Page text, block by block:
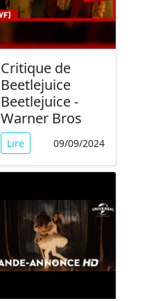
Critique de
Beetlejuice
Beetlejuice -
Warner Bros
Lire 09/09/2024